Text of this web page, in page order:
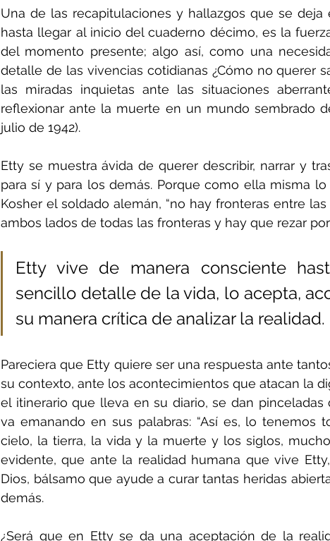
Una de las recapitulaciones y hallazgos que se
hasta llegar al inicio del cuaderno décimo, es la
del momento presente; algo así, como una
detalle de las vivencias cotidianas ¿Cómo no querer
las miradas inquietas ante las situaciones
reflexionar ante la muerte en un mundo sembrado
julio de 1942).
Etty se muestra ávida de querer describir, narrar y
para sí y para los demás. Porque como ella misma
Kosher el soldado alemán, “no hay fronteras entre
ambos lados de todas las fronteras y hay que rezar
Etty vive de manera consciente
sencillo detalle de la vida, lo acepta,
su manera crítica de analizar la realidad.
Pareciera que Etty quiere ser una respuesta ante
su contexto, ante los acontecimientos que atacan la
el itinerario que lleva en su diario, se dan
va emanando en sus palabras: “Así es, lo tenemos
cielo, la tierra, la vida y la muerte y los siglos,
evidente, que ante la realidad humana que vive
Dios, bálsamo que ayude a curar tantas heridas
demás.
¿Será que en Etty se da una aceptación de la